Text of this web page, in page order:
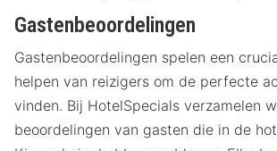
Gastenbeoordelingen
Gastenbeoordelingen spelen een
helpen van reizigers om de perfecte
vinden. Bij HotelSpecials verzamelen
beoordelingen van gasten die in de